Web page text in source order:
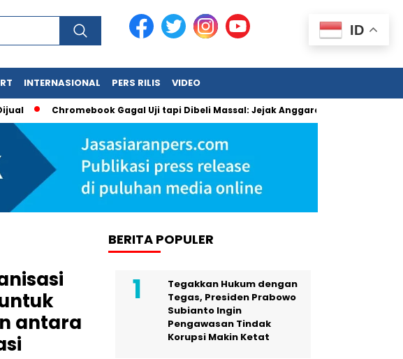
INTERNASIONAL PERS RILIS VIDEO
Chromebook Gagal Uji tapi Dibeli Massal: Jejak Anggaran Jumbo dan
antara
BERITA POPULER
Tegakkan Hukum dengan
Tegas, Presiden Prabowo
Subianto Ingin
Pengawasan Tindak
Korupsi Makin Ketat
ID